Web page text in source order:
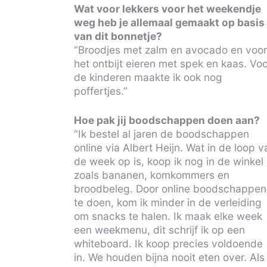
Wat voor lekkers voor het weekendje
weg heb je allemaal gemaakt op basis
van dit bonnetje?
“Broodjes met zalm en avocado en voor
het ontbijt eieren met spek en kaas.
de kinderen maakte ik ook nog
poffertjes.”
Hoe pak jij boodschappen doen aan?
“Ik bestel al jaren de boodschappen
online via Albert Heijn. Wat in de loop
de week op is, koop ik nog in de winkel
zoals bananen, komkommers en
broodbeleg. Door online boodschappen
te doen, kom ik minder in de verleiding
om snacks te halen. Ik maak elke week
een weekmenu, dit schrijf ik op een
whiteboard. Ik koop precies voldoende
in. We houden bijna nooit eten over. Als